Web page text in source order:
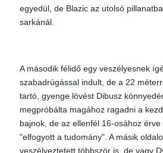
egyedül, de Blazic az utolsó
sarkánál.
A második félidő egy veszélyesnek
szabadrúgással indult, de a 22
tartó, gyenge lövést Dibusz
megpróbálta magához ragadni a
bajnok, de az ellenfél 16-osához
"elfogyott a tudomány". A másik
veszélyeztetett többször is, de vagy